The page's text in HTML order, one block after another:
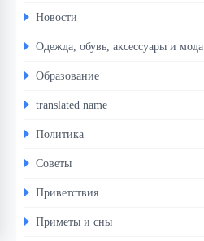
Новости
Одежда, обувь, аксессуары и мода
Образование
translated name
Политика
Советы
Приветствия
Приметы и сны